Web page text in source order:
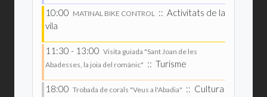
10:00 MATINAL BIKE CONTROL
:: Activitats de la
vila
11:30 - 13:00 Visita guiada "Sant Joan de les
Abadesses, la joia del romànic" :: Turisme
18:00 Trobada de corals "Veus a l'Abadia" :: Cultura